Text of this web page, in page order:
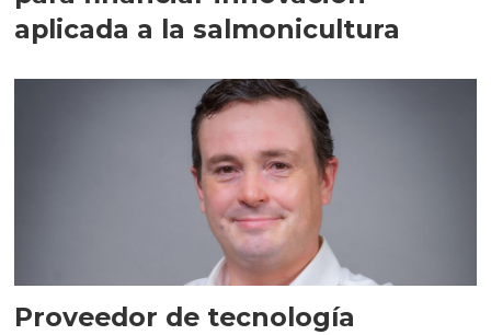
aplicada a la salmonicultura
Proveedor de tecnología